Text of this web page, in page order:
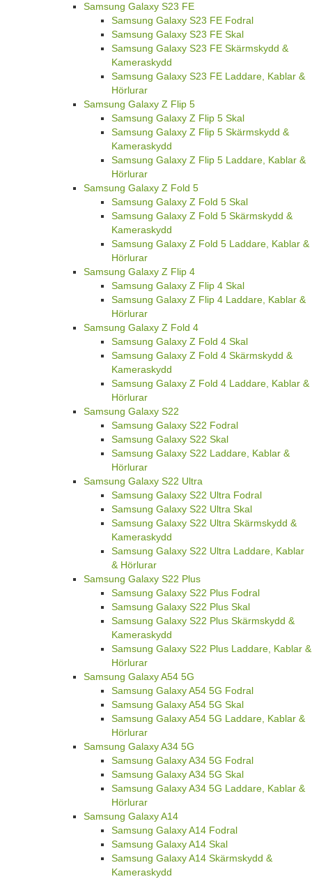
Samsung Galaxy S23 FE
Samsung Galaxy S23 FE Fodral
Samsung Galaxy S23 FE Skal
Samsung Galaxy S23 FE Skärmskydd &
Kameraskydd
Samsung Galaxy S23 FE Laddare, Kablar &
Hörlurar
Samsung Galaxy Z Flip 5
Samsung Galaxy Z Flip 5 Skal
Samsung Galaxy Z Flip 5 Skärmskydd &
Kameraskydd
Samsung Galaxy Z Flip 5 Laddare, Kablar &
Hörlurar
Samsung Galaxy Z Fold 5
Samsung Galaxy Z Fold 5 Skal
Samsung Galaxy Z Fold 5 Skärmskydd &
Kameraskydd
Samsung Galaxy Z Fold 5 Laddare, Kablar &
Hörlurar
Samsung Galaxy Z Flip 4
Samsung Galaxy Z Flip 4 Skal
Samsung Galaxy Z Flip 4 Laddare, Kablar &
Hörlurar
Samsung Galaxy Z Fold 4
Samsung Galaxy Z Fold 4 Skal
Samsung Galaxy Z Fold 4 Skärmskydd &
Kameraskydd
Samsung Galaxy Z Fold 4 Laddare, Kablar &
Hörlurar
Samsung Galaxy S22
Samsung Galaxy S22 Fodral
Samsung Galaxy S22 Skal
Samsung Galaxy S22 Laddare, Kablar &
Hörlurar
Samsung Galaxy S22 Ultra
Samsung Galaxy S22 Ultra Fodral
Samsung Galaxy S22 Ultra Skal
Samsung Galaxy S22 Ultra Skärmskydd &
Kameraskydd
Samsung Galaxy S22 Ultra Laddare, Kablar
& Hörlurar
Samsung Galaxy S22 Plus
Samsung Galaxy S22 Plus Fodral
Samsung Galaxy S22 Plus Skal
Samsung Galaxy S22 Plus Skärmskydd &
Kameraskydd
Samsung Galaxy S22 Plus Laddare, Kablar &
Hörlurar
Samsung Galaxy A54 5G
Samsung Galaxy A54 5G Fodral
Samsung Galaxy A54 5G Skal
Samsung Galaxy A54 5G Laddare, Kablar &
Hörlurar
Samsung Galaxy A34 5G
Samsung Galaxy A34 5G Fodral
Samsung Galaxy A34 5G Skal
Samsung Galaxy A34 5G Laddare, Kablar &
Hörlurar
Samsung Galaxy A14
Samsung Galaxy A14 Fodral
Samsung Galaxy A14 Skal
Samsung Galaxy A14 Skärmskydd &
Kameraskydd